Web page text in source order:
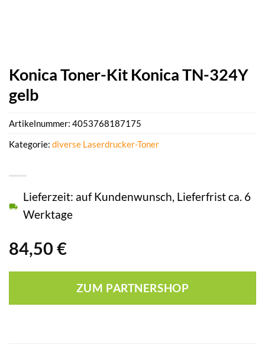
Konica Toner-Kit Konica TN-324Y
gelb
84,50 €
Lieferzeit: auf Kundenwunsch, Lieferfrist ca. 6
Werktage
ZUM PARTNERSHOP
Artikelnummer: 4053768187175
Kategorie: diverse Laserdrucker-Toner